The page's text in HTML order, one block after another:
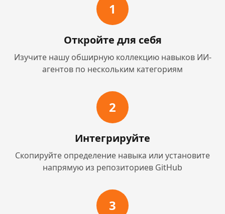
1
Откройте для себя
Изучите нашу обширную коллекцию навыков ИИ-
агентов по нескольким категориям
2
Интегрируйте
Скопируйте определение навыка или установите
напрямую из репозиториев GitHub
3